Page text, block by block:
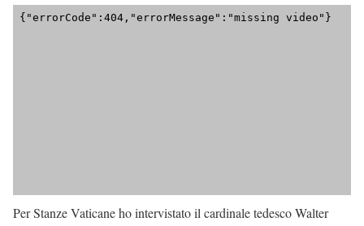
Per Stanze Vaticane ho intervistato il cardinale tedesco Walter